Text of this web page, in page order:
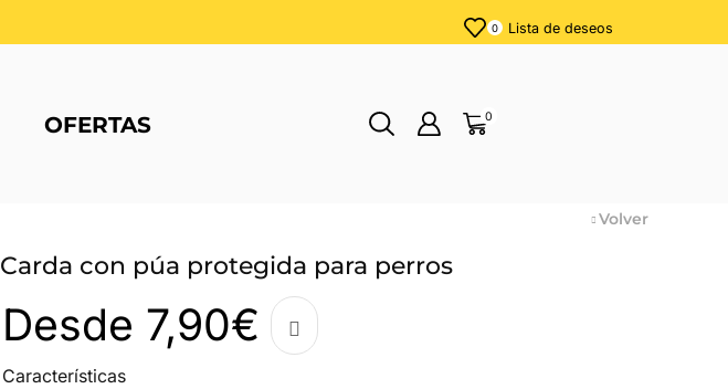
0 Lista de deseos
OFERTAS 0
Volver
Carda con púa protegida para perros
Desde 7,90€
Características